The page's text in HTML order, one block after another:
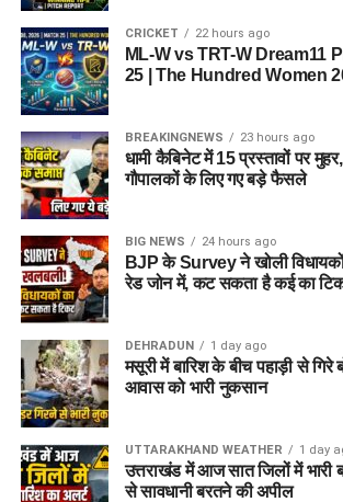
यानी साफ है कि भाजपा के सामने चुनौती सिर्फ विपक्ष
ही विधायकों के खिलाफ बन रही नाराजगी से भी है।
की लड़ाई में भी भाजपा के कई सियासी सिरमौर आपस
इसकी बड़ी वजह ये भी है कि दूसरे दलों से भाजपा में आए
कर रहे हैं।
CRICKET 22 hours ago
ML-W vs TRT-W Dream11
25 | The Hundred Women
BREAKINGNEWS 23 hours ago
धामी कैबिनेट में 15 प्रस्तावों पर
गौपालकों के लिए गए बड़े फैसले
BIG NEWS 24 hours ago
BJP के Survey ने खोली
रेड जोन में, कट सकता है कई का
DEHRADUN 1 day ago
मसूरी में बारिश के बीच पहाड़ी से गिरे
आवास को भारी नुकसान
UTTARAKHAND WEATHER 1 day
उत्तराखंड में आज सात जिलों में भारी
से सावधानी बरतने की अपील